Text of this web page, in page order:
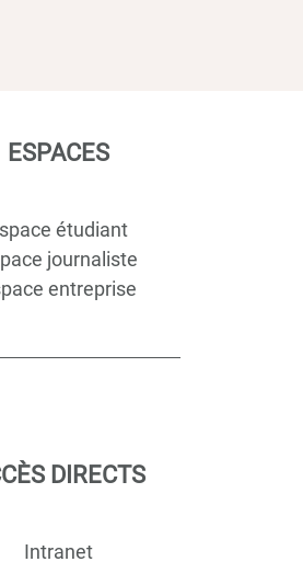
ESPACES
étudiant
journaliste
entreprise
DIRECTS
Intranet